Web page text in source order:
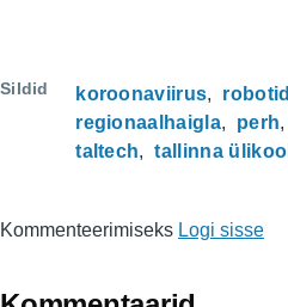
Sildid koroonaviirus robotid
regionaalhaigla
perh
taltech
tallinna ülikool
Kommenteerimiseks Logi sisse